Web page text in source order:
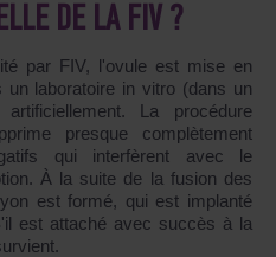
DE LA FIV ?
par FIV, l'ovule est mise en
laboratoire in vitro (dans un
La procédure
presque complètement
qui interfèrent avec le
À la suite de la fusion des
est formé, qui est implanté
est attaché avec succès à la